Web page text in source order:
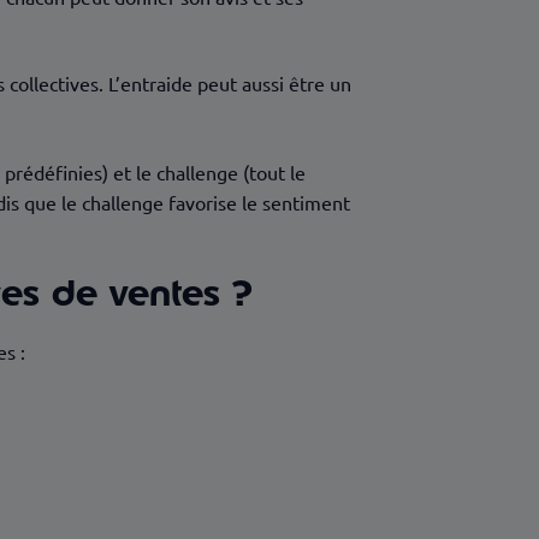
L’entraide peut aussi être un
et le challenge (tout le
que le challenge favorise le sentiment
de ventes ?
: